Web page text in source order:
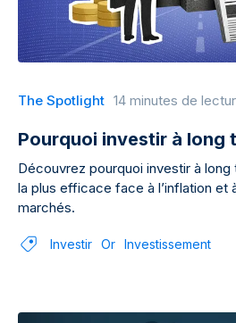
The Spotlight 14 minutes de
Pourquoi investir à long
Découvrez pourquoi investir à
la plus efficace face à l’inflation et
marchés.
Investir Or Investissement